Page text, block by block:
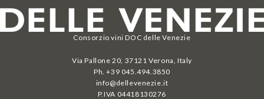
Consorzio vini DOC delle Venezie
Via Pallone 20, 37121 Verona, Italy
Ph. +39 045.494.3850
info@dellevenezie.it
P.IVA 04418130276